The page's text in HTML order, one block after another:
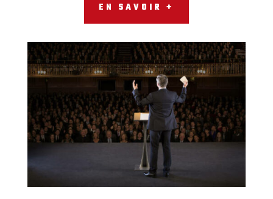
EN SAVOIR +